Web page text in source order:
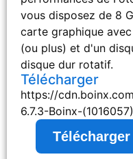
vous disposez de 8
carte graphique
(ou plus) et d'un
disque dur rotatif.
Télécharger
https://
6.7.3-Boinx-